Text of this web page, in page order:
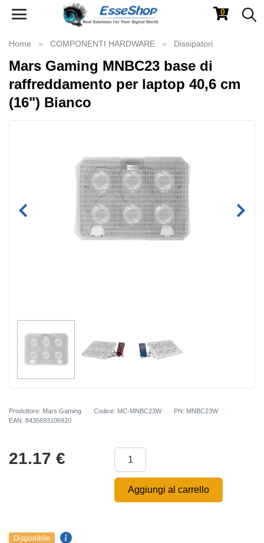
Toggle
0
Home COMPONENTI HARDWARE Dissipatori
Mars Gaming MNBC23 base di
raffreddamento per laptop 40,6 cm
(16") Bianco
Produttore: Mars Gaming Codice: MC-MNBC23W
PN: MNBC23W
EAN: 8435693106920
21.17 €
Aggiungi al carrello
Disponibile